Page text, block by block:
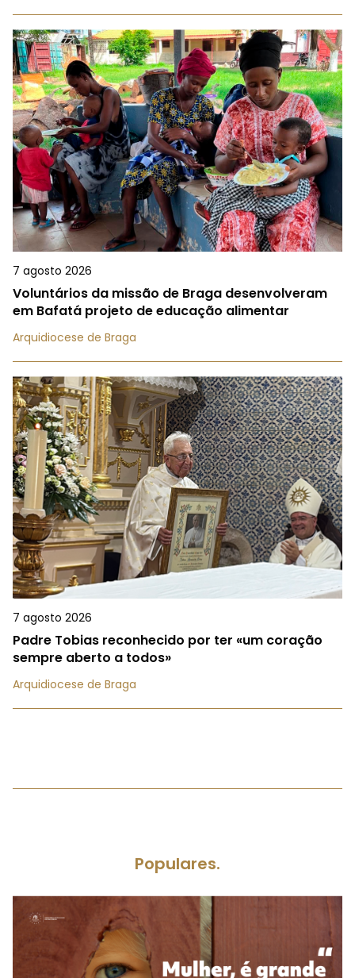
7 agosto 2026
Voluntários da missão de Braga desenvolveram
em Bafatá projeto de educação alimentar
Arquidiocese de Braga
7 agosto 2026
Padre Tobias reconhecido por ter «um coração
sempre aberto a todos»
Arquidiocese de Braga
Populares.